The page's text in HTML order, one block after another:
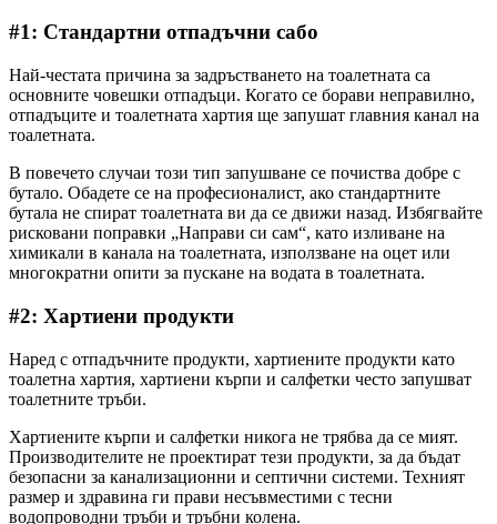
#1: Стандартни отпадъчни сабо
Най-честата причина за задръстването на тоалетната са
основните човешки отпадъци. Когато се борави неправилно,
отпадъците и тоалетната хартия ще запушат главния канал на
тоалетната.
В повечето случаи този тип запушване се почиства добре с
бутало. Обадете се на професионалист, ако стандартните
бутала не спират тоалетната ви да се движи назад. Избягвайте
рисковани поправки „Направи си сам“, като изливане на
химикали в канала на тоалетната, използване на оцет или
многократни опити за пускане на водата в тоалетната.
#2: Хартиени продукти
Наред с отпадъчните продукти, хартиените продукти като
тоалетна хартия, хартиени кърпи и салфетки често запушват
тоалетните тръби.
Хартиените кърпи и салфетки никога не трябва да се мият.
Производителите не проектират тези продукти, за да бъдат
безопасни за канализационни и септични системи. Техният
размер и здравина ги прави несъвместими с тесни
водопроводни тръби и тръбни колена.